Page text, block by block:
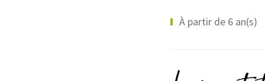
À partir de 6 an(s)